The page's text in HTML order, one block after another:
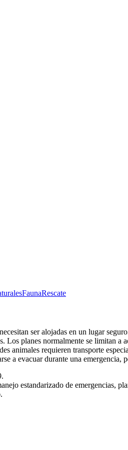
FaunaRescate
ser alojadas en un lugar
planes normalmente se limitan a
animales requieren transporte
a evacuar durante una emergencia,
estandarizado de emergencias,